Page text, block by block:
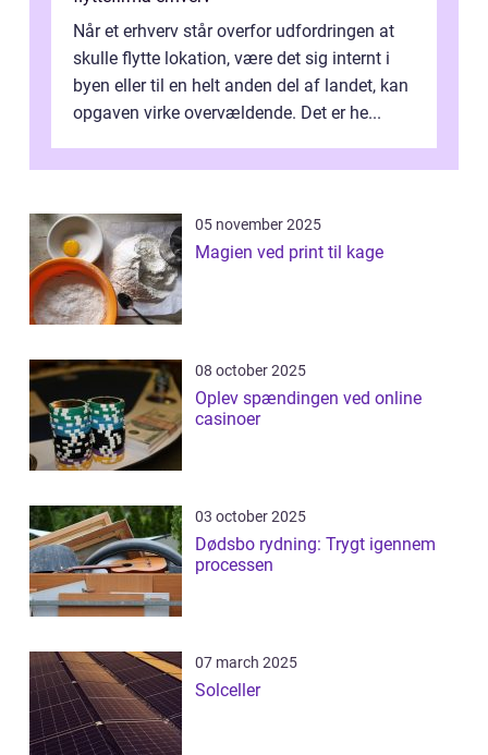
Når et erhverv står overfor udfordringen at
skulle flytte lokation, være det sig internt i
byen eller til en helt anden del af landet, kan
opgaven virke overvældende. Det er he...
05 november 2025
Magien ved print til kage
08 october 2025
Oplev spændingen ved online
casinoer
03 october 2025
Dødsbo rydning: Trygt igennem
processen
07 march 2025
Solceller